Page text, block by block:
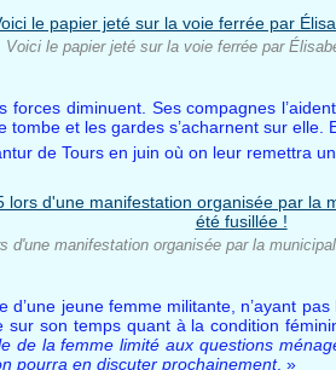
Voici le papier jeté sur la voie ferrée par
forces diminuent. Ses compagnes
et les gardes s’acharnent sur
de Tours en juin où on leur remettra
d'une manifestation organisée par la
d’une jeune femme militante, n’ayant
sur son temps quant à la condition
de la femme limité aux questions
pourra en discuter prochainement. »